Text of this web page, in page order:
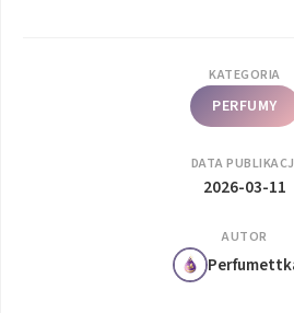
KATEGORIA
PERFUMY
DATA
2026-03-11
AUTOR